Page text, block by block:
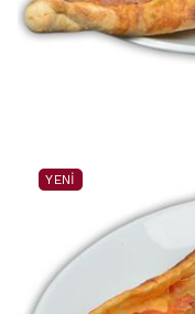
YENI